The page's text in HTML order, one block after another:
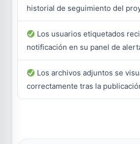
historial de seguimiento del
Los usuarios etiquetados
notificación en su panel de
Los archivos adjuntos se
correctamente tras la